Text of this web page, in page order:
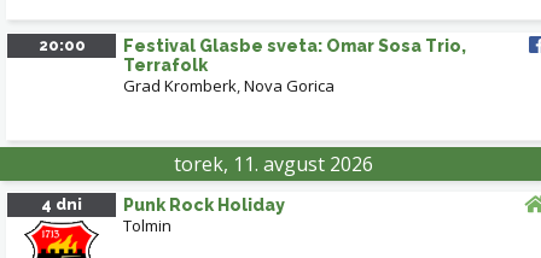
20:00
Festival Glasbe sveta: Omar Sosa Trio,
Terrafolk
Grad Kromberk,Nova Gorica
torek, 11. avgust 2026
4 dni Punk Rock Holiday
Tolmin